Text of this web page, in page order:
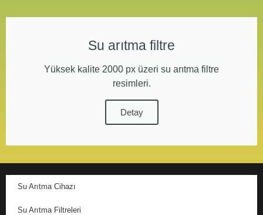
Su arıtma filtre
Yüksek kalite 2000 px üzeri su arıtma filtre
resimleri.
Detay
Su Arıtma Cihazı
Su Arıtma Filtreleri